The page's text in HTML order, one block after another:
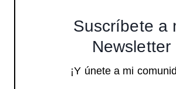
Suscríbete a
Newsletter
¡Y únete a mi